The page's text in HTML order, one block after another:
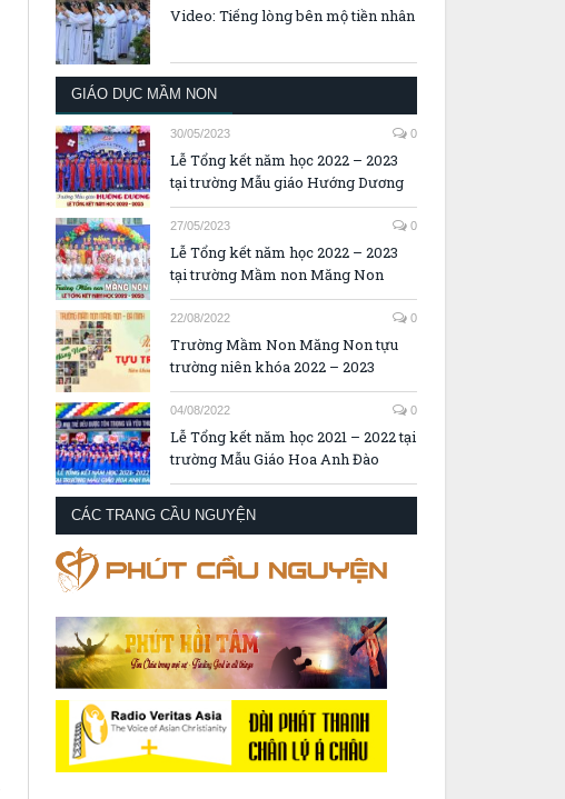
Video: Tiếng lòng bên mộ tiền nhân
GIÁO DỤC MẦM NON
30/05/2023 0
Lễ Tổng kết năm học 2022 – 2023
tại trường Mẫu giáo Hướng Dương
27/05/2023 0
Lễ Tổng kết năm học 2022 – 2023
tại trường Mầm non Măng Non
22/08/2022 0
Trường Mầm Non Măng Non tựu
trường niên khóa 2022 – 2023
04/08/2022 0
Lễ Tổng kết năm học 2021 – 2022 tại
trường Mẫu Giáo Hoa Anh Đào
CÁC TRANG CẦU NGUYỆN